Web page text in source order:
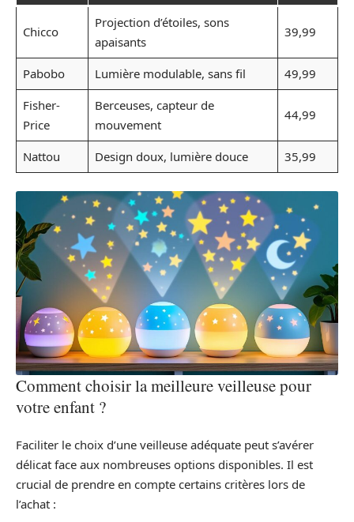
Chicco
Projection d’étoiles, sons
apaisants
39,99
Pabobo Lumière modulable, sans fil
49,99
Fisher-
Price
Berceuses, capteur de
mouvement
44,99
Nattou Design doux, lumière douce 35,99
Comment choisir la meilleure veilleuse pour
votre enfant ?
Faciliter le choix d’une veilleuse adéquate peut s’avérer
délicat face aux nombreuses options disponibles. Il est
crucial de prendre en compte certains critères lors de
l’achat :